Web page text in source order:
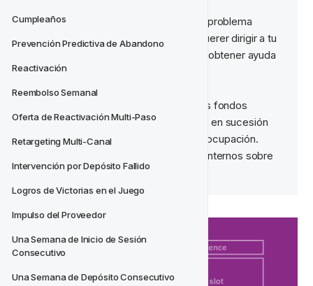
Cumpleaños
Prevención Predictiva de Abandono
Reactivación
Reembolso Semanal
Oferta de Reactivación Multi-Paso
Retargeting Multi-Canal
Intervención por Depósito Fallido
Logros de Victorias en el Juego
Impulso del Proveedor
Una Semana de Inicio de Sesión
Consecutivo
Una Semana de Depósito Consecutivo
Un depósito fallido podría ser un problema
técnico. En cuyo caso podrías querer dirigir a tu
jugador al soporte al cliente para obtener ayuda
y asistencia inmediata
Ejemplo 2
Depósitos grandes fallidos sin los fondos
necesarios o múltiples depósitos en sucesión
rápida pueden ser motivo de preocupación.
Podrías querer alertar a equipos internos sobre
este tipo de comportamiento.